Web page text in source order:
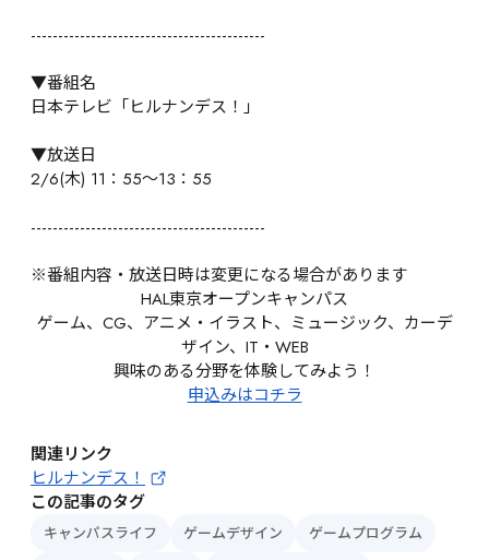
-------------------------------------------
▼番組名
日本テレビ「ヒルナンデス！」
▼放送日
2/6(木) 11：55～13：55
-------------------------------------------
※番組内容・放送日時は変更になる場合があります
HAL東京オープンキャンパス
ゲーム、CG、アニメ・イラスト、ミュージック、カーデ
ザイン、IT・WEB
興味のある分野を体験してみよう！
申込みはコチラ
関連リンク
ヒルナンデス！
この記事のタグ
キャンパスライフ ゲームデザイン
ゲームプログラム